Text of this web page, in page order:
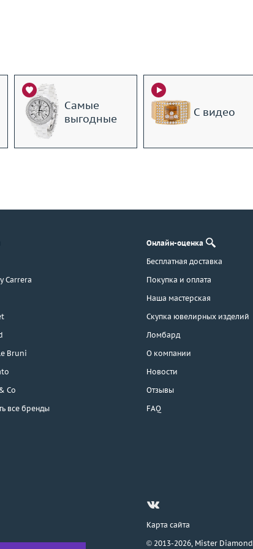
Самые
выгодные
С видео
Carrera
Bruni
Co
все бренды
Онлайн-оценка
Бесплатная доставка
Покупка и оплата
Наша мастерская
Скупка ювелирных изделий
Ломбард
О компании
Новости
Отзывы
FAQ
Карта сайта
© 2013-2026, Mister Diamond